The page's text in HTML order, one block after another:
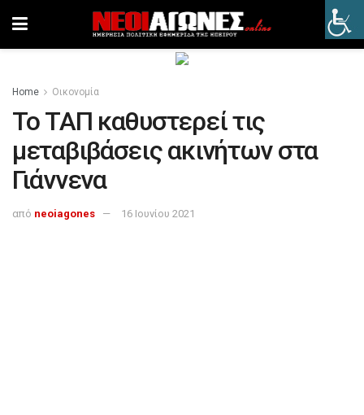
Home Οικονομία
Το ΤΑΠ καθυστερεί τις
μεταβιβάσεις ακινήτων στα
Γιάννενα
από neoiagones 16 Ιουνίου 2021